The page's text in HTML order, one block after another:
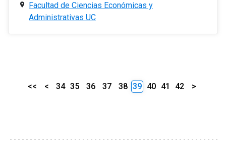
Facultad de Ciencias Económicas y
Administrativas UC
<< < 34 35 36 37 38 39 40 41 42 >